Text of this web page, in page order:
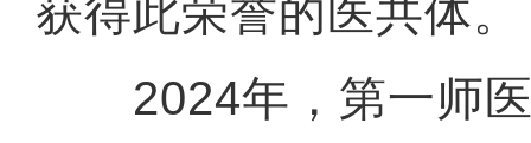
获得此荣誉的医共体。
2024年，第一师医